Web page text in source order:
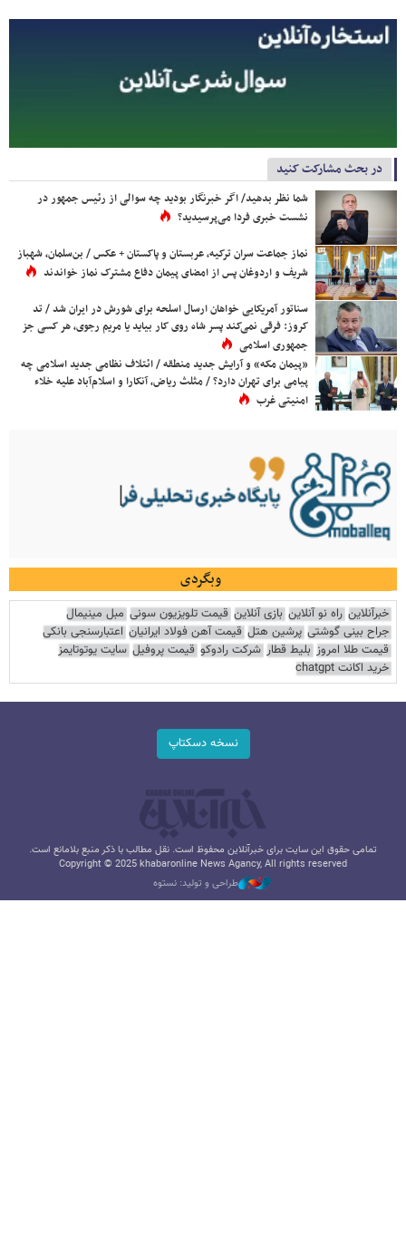
در بحث مشارکت کنید
شما نظر بدهید/ اگر خبرنگار بودید چه سوالی از رئیس جمهور در
نشست خبری فردا می‌پرسیدید؟
نماز جماعت سران ترکیه، عربستان و پاکستان + عکس / بن‌سلمان، شهباز
شریف و اردوغان پس از امضای پیمان دفاع مشترک نماز خواندند
سناتور آمریکایی خواهان ارسال اسلحه برای شورش در ایران شد / تد
کروز: فرقی نمی‌کند پسر شاه روی کار بیاید یا مریم رجوی، هر کسی جز
جمهوری اسلامی
«پیمان مکه» و آرایش جدید منطقه / ائتلاف نظامی جدید اسلامی چه
پیامی برای تهران دارد؟ / مثلث ریاض، آنکارا و اسلام‌آباد علیه خلاء
امنیتی غرب
وبگردی
خبرآنلاین راه نو آنلاین بازی آنلاین قیمت تلویزیون سونی مبل مینیمال
جراح بینی گوشتی پرشین هتل قیمت آهن فولاد ایرانیان اعتبارسنجی بانکی
قیمت طلا امروز بلیط قطار شرکت رادوکو قیمت پروفیل سایت یوتوتایمز
خرید اکانت chatgpt
نسخه دسکتاپ
تمامی حقوق این سایت برای خبرآنلاین محفوظ است. نقل مطالب با ذکر منبع بلامانع است.
Copyright © 2025 khabaronline News Agancy, All rights reserved
طراحی و تولید: نستوه